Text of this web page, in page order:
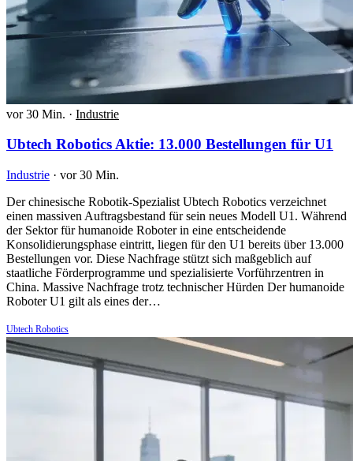
vor 30 Min. · Industrie
Ubtech Robotics Aktie: 13.000 Bestellungen für U1
Industrie · vor 30 Min.
Der chinesische Robotik-Spezialist Ubtech Robotics verzeichnet
einen massiven Auftragsbestand für sein neues Modell U1. Während
der Sektor für humanoide Roboter in eine entscheidende
Konsolidierungsphase eintritt, liegen für den U1 bereits über 13.000
Bestellungen vor. Diese Nachfrage stützt sich maßgeblich auf
staatliche Förderprogramme und spezialisierte Vorführzentren in
China. Massive Nachfrage trotz technischer Hürden Der humanoide
Roboter U1 gilt als eines der…
Ubtech Robotics